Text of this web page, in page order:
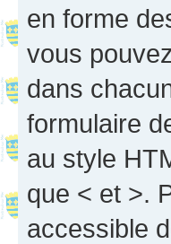
en forme
vous
dans
formulaire
au style
que < et >.
accessible